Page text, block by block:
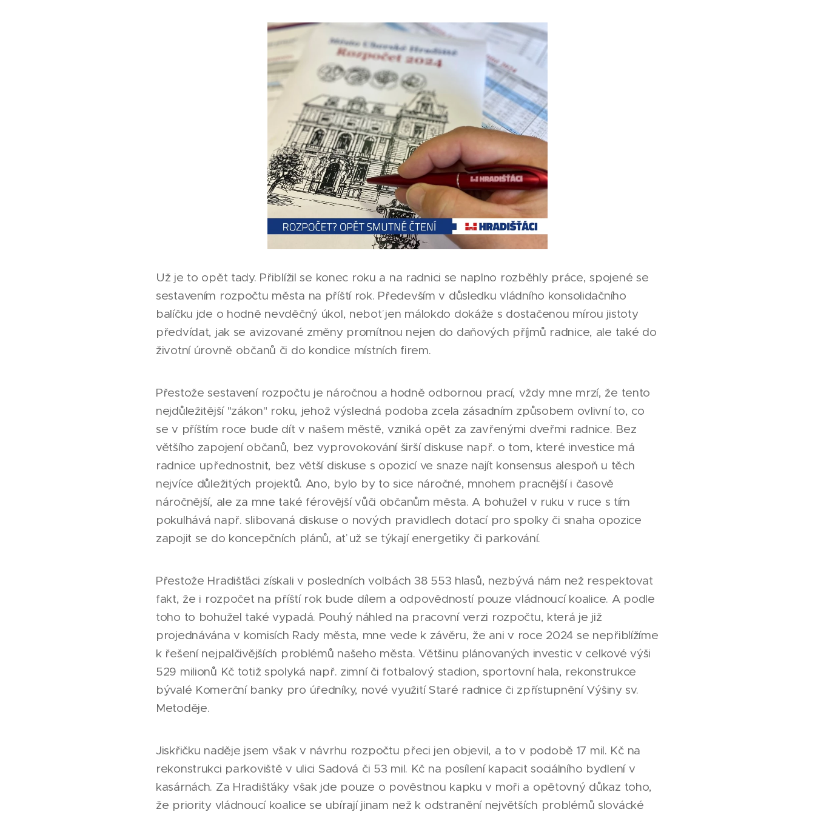
Už je to opět tady. Přiblížil se konec roku a na radnici se naplno rozběhly práce, spojené se
sestavením rozpočtu města na příští rok. Především v důsledku vládního konsolidačního
balíčku jde o hodně nevděčný úkol, neboť jen málokdo dokáže s dostačenou mírou jistoty
předvídat, jak se avizované změny promítnou nejen do daňových příjmů radnice, ale také do
životní úrovně občanů či do kondice místních firem.
Přestože sestavení rozpočtu je náročnou a hodně odbornou prací, vždy mne mrzí, že tento
nejdůležitější "zákon" roku, jehož výsledná podoba zcela zásadním způsobem ovlivní to, co
se v příštím roce bude dít v našem městě, vzniká opět za zavřenými dveřmi radnice. Bez
většího zapojení občanů, bez vyprovokování širší diskuse např. o tom, které investice má
radnice upřednostnit, bez větší diskuse s opozicí ve snaze najít konsensus alespoň u těch
nejvíce důležitých projektů. Ano, bylo by to sice náročné, mnohem pracnější i časově
náročnější, ale za mne také férovější vůči občanům města. A bohužel v ruku v ruce s tím
pokulhává např. slibovaná diskuse o nových pravidlech dotací pro spolky či snaha opozice
zapojit se do koncepčních plánů, ať už se týkají energetiky či parkování.
Přestože Hradišťáci získali v posledních volbách 38 553 hlasů, nezbývá nám než respektovat
fakt, že i rozpočet na příští rok bude dílem a odpovědností pouze vládnoucí koalice. A podle
toho to bohužel také vypadá. Pouhý náhled na pracovní verzi rozpočtu, která je již
projednávána v komisích Rady města, mne vede k závěru, že ani v roce 2024 se nepřiblížíme
k řešení nejpalčivějších problémů našeho města. Většinu plánovaných investic v celkové výši
529 milionů Kč totiž spolyká např. zimní či fotbalový stadion, sportovní hala, rekonstrukce
bývalé Komerční banky pro úředníky, nové využití Staré radnice či zpřístupnění Výšiny sv.
Metoděje.
Jiskřičku naděje jsem však v návrhu rozpočtu přeci jen objevil, a to v podobě 17 mil. Kč na
rekonstrukci parkoviště v ulici Sadová či 53 mil. Kč na posílení kapacit sociálního bydlení v
kasárnách. Za Hradišťáky však jde pouze o pověstnou kapku v moři a opětovný důkaz toho,
že priority vládnoucí koalice se ubírají jinam než k odstranění největších problémů slovácké